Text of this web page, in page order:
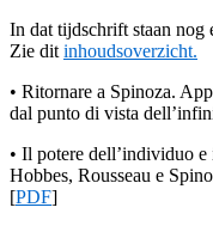
In dat tijdschrift staan nog
Zie dit inhoudsoverzicht.
• Ritornare a Spinoza.
dal punto di vista
• Il potere dell’individuo
Hobbes, Rousseau e
[PDF]